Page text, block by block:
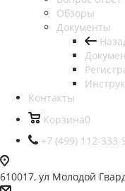
Обзоры
Документы
Контакты
Корзина0
+7 (499) 112-333-
610017, ул Молодой